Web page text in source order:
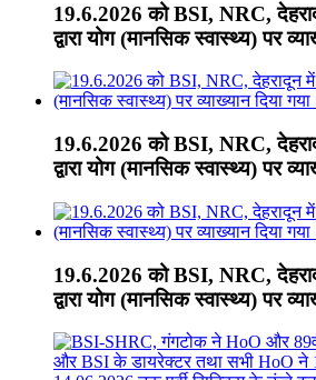
19.6.2026 को BSI, NRC,
द्वारा योग (मानसिक स्वास्थ्य) पर
19.6.2026 को BSI, NRC,
द्वारा योग (मानसिक स्वास्थ्य) पर
19.6.2026 को BSI, NRC,
द्वारा योग (मानसिक स्वास्थ्य) पर